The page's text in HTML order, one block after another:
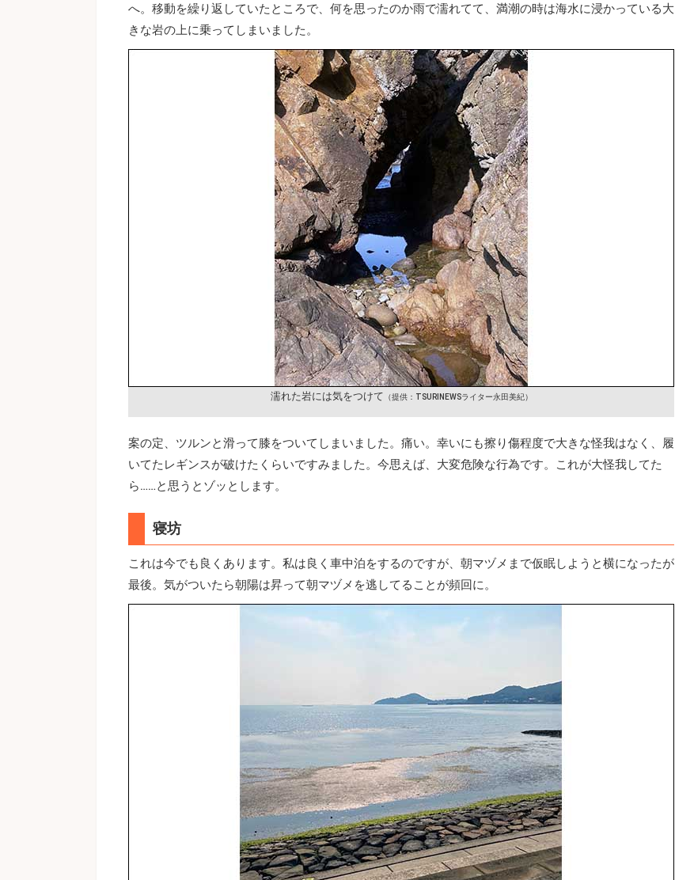
へ。移動を繰り返していたところで、何を思ったのか雨で濡れてて、満潮の時は海水に浸かっている大
きな岩の上に乗ってしまいました。
濡れた岩には気をつけて （提供：TSURINEWSライター永田美紀）
案の定、ツルンと滑って膝をついてしまいました。痛い。幸いにも擦り傷程度で大きな怪我はなく、履
いてたレギンスが破けたくらいですみました。今思えば、大変危険な行為です。これが大怪我してた
ら……と思うとゾッとします。
寝坊
これは今でも良くあります。私は良く車中泊をするのですが、朝マヅメまで仮眠しようと横になったが
最後。気がついたら朝陽は昇って朝マヅメを逃してることが頻回に。